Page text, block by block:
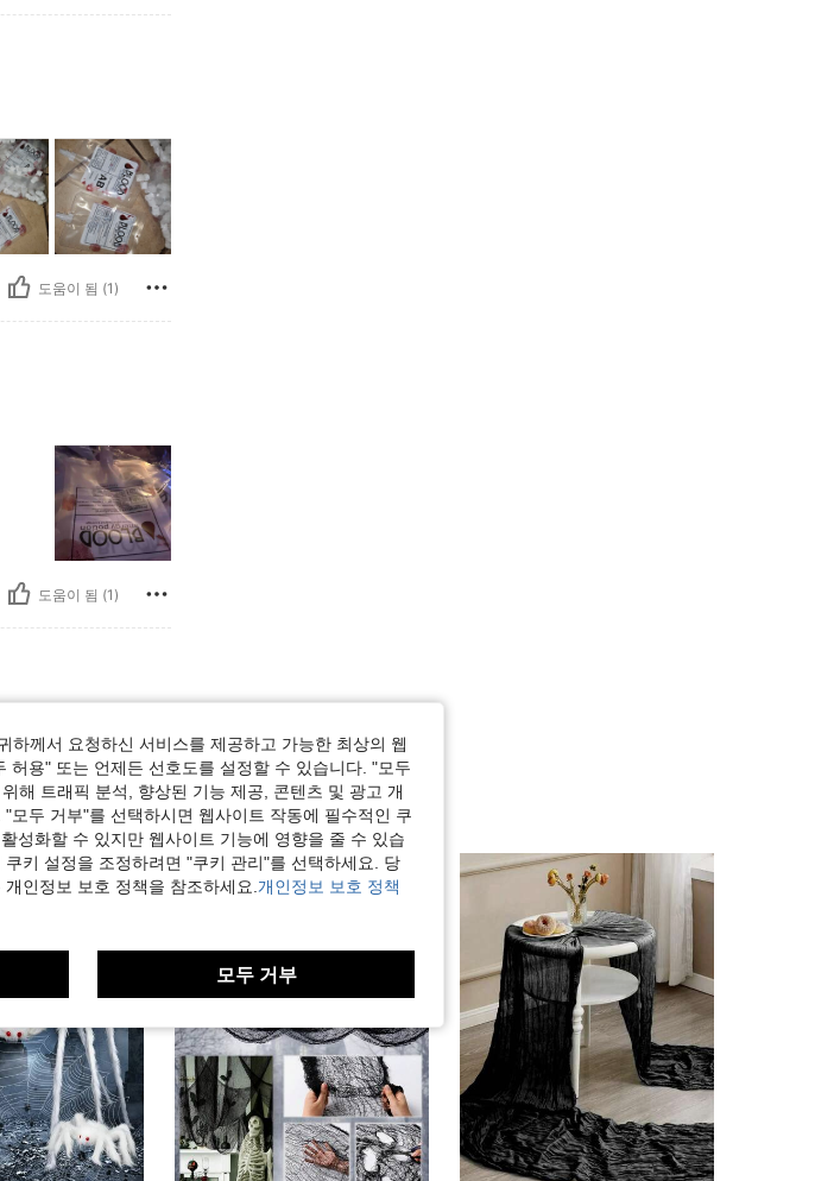
도움이 됨 (1)
도움이 됨 (1)
하께서 요청하신 서비스를 제공하고 가능한 최상의 웹
용" 또는 언제든 선호도를 설정할 수 있습니다. "모두
해 트래픽 분석, 향상된 기능 제공, 콘텐츠 및 광고 개
두 거부"를 선택하시면 웹사이트 작동에 필수적인 쿠
성화할 수 있지만 웹사이트 기능에 영향을 줄 수 있습
키 설정을 조정하려면 "쿠키 관리"를 선택하세요. 당
인정보 보호 정책을 참조하세요. 개인정보 보호 정책
모두 거부